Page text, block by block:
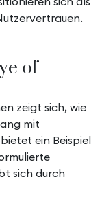
of
zeigt sich, wie
mit
bietet ein Beispiel
sich durch